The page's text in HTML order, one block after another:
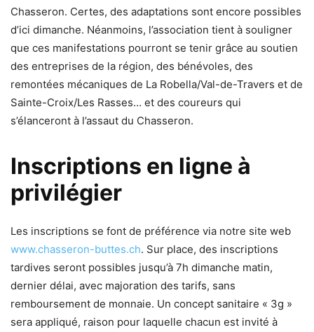
Chasseron. Certes, des adaptations sont encore possibles
d’ici dimanche. Néanmoins, l’association tient à souligner
que ces manifestations pourront se tenir grâce au soutien
des entreprises de la région, des bénévoles, des
remontées mécaniques de La Robella/Val-de-Travers et de
Sainte-Croix/Les Rasses… et des coureurs qui
s’élanceront à l’assaut du Chasseron.
Inscriptions en ligne à
privilégier
Les inscriptions se font de préférence via notre site web
www.chasseron-buttes.ch. Sur place, des inscriptions
tardives seront possibles jusqu’à 7h dimanche matin,
dernier délai, avec majoration des tarifs, sans
remboursement de monnaie. Un concept sanitaire « 3g »
sera appliqué, raison pour laquelle chacun est invité à